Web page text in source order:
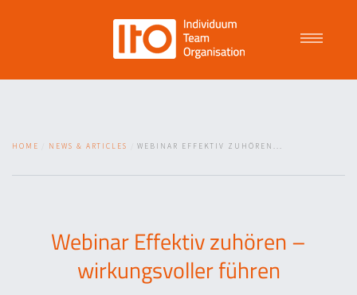
HOME NEWS & ARTICLES WEBINAR EFFEKTIV ZUHÖREN...
Webinar Effektiv zuhören –
wirkungsvoller führen